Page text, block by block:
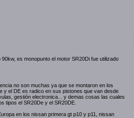
es monopunto el motor SR20Di fue utilizado
no son muchas ya que se montaron en los
y el DE es radico en sus pistones que van desde
gestión electronica... y demas cosas las cuales
tipos el SR20De y el SR20DE.
en los nissan primera gt p10 y p11, nissan